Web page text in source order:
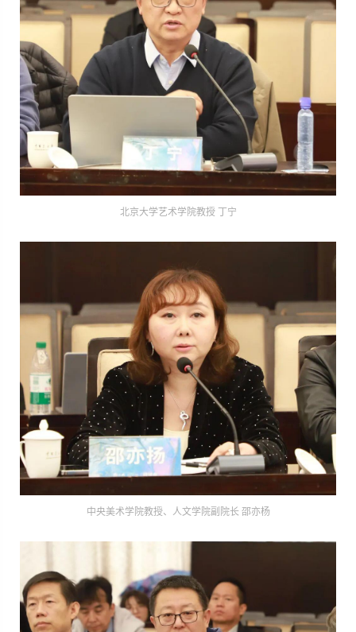
北京大学艺术学院教授 丁宁
中央美术学院教授、人文学院副院长 邵亦杨